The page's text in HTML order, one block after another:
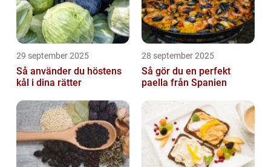
29 september 2025
Så använder du höstens
kål i dina rätter
28 september 2025
Så gör du en perfekt
paella från Spanien